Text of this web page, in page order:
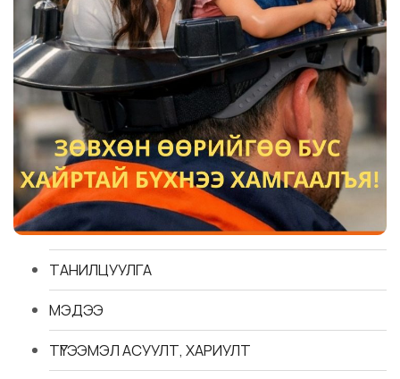
ТАНИЛЦУУЛГА
МЭДЭЭ
ТҮГЭЭМЭЛ АСУУЛТ, ХАРИУЛТ